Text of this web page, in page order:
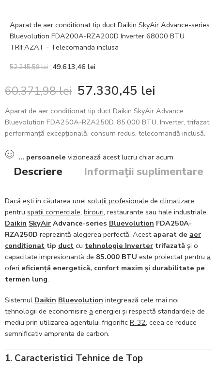
Aparat de aer conditionat tip duct Daikin SkyAir Advance-series
Bluevolution FDA200A-RZA200D Inverter 68000 BTU
TRIFAZAT - Telecomanda inclusa
52.245,59lei 49.613,46 lei
60.371,98lei 57.330,45 lei
Aparat de aer condiționat tip duct Daikin SkyAir Advance
Bluevolution FDA250A-RZA250D, 85.000 BTU, Inverter, trifazat,
performanță excepțională, consum redus, telecomandă inclusă.
... persoanele vizionează acest lucru chiar acum
Descriere Informații suplimentare
Dacă ești în căutarea unei soluții profesionale de climatizare
pentru spații comerciale, birouri, restaurante sau hale industriale,
Daikin SkyAir Advance-series Bluevolution FDA250A-
RZA250D reprezintă alegerea perfectă. Acest aparat de aer
condiționat tip duct cu tehnologie Inverter trifazată și o
capacitate impresionantă de 85.000 BTU este proiectat pentru a
oferi eficiență energetică, confort maxim și durabilitate pe
termen lung.
Sistemul Daikin Bluevolution integrează cele mai noi
tehnologii de economisire a energiei și respectă standardele de
mediu prin utilizarea agentului frigorific R-32, ceea ce reduce
semnificativ amprenta de carbon.
1. Caracteristici Tehnice de Top